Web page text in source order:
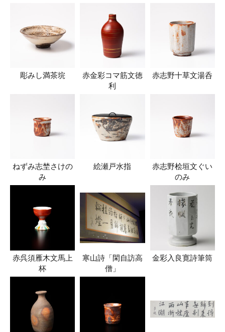
彫みし満茶垸
赤金彩コマ筋文徳
利
赤志野十草文湯呑
ねずみ志埜さけの
み
絵瀬戸水指
赤志野桧垣文ぐい
のみ
赤呉須雁木文馬上
杯
寒山詩「閑自訪高
僧」
金彩入良寛詩筆筒